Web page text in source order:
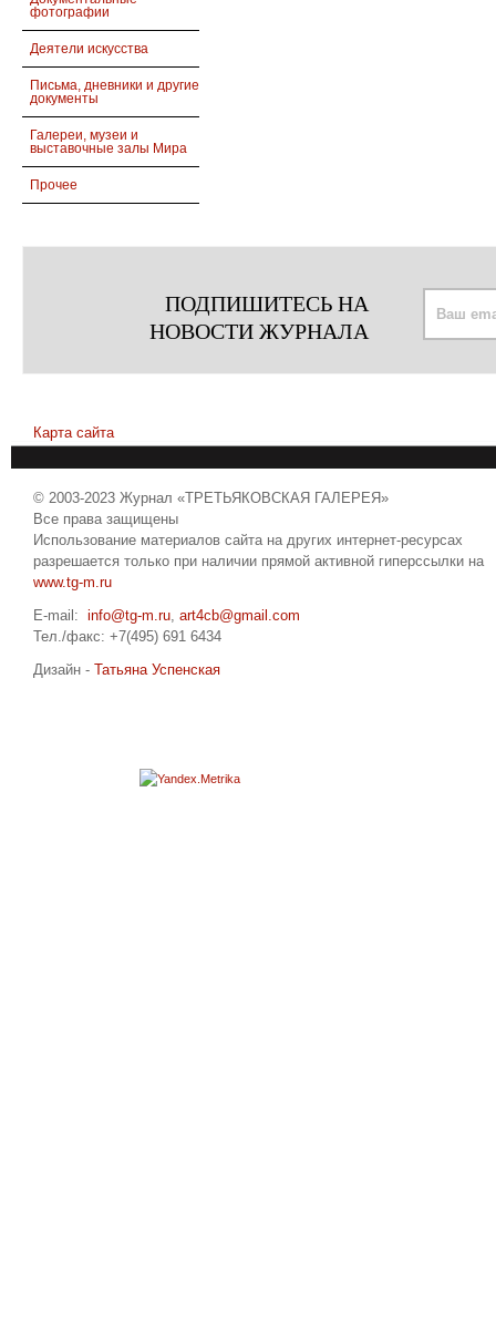
фотографии
Деятели искусства
Письма, дневники и другие
документы
Галереи, музеи и
выставочные залы Мира
Прочее
ПОДПИШИТЕСЬ НА
НОВОСТИ ЖУРНАЛА
Карта сайта
© 2003-2023 Журнал «ТРЕТЬЯКОВСКАЯ ГАЛЕРЕЯ»
Все права защищены
Использование материалов сайта на других интернет-ресурсах
разрешается только при наличии прямой активной гиперссылки на
www.tg-m.ru
E-mail: info@tg-m.ru, art4cb@gmail.com
Тел./факс: +7(495) 691 6434
Дизайн - Татьяна Успенская